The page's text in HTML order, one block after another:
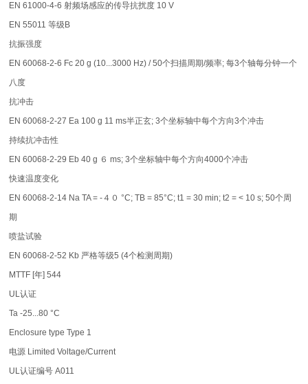
EN 61000-4-6 射频场感应的传导抗扰度 10 V
EN 55011 等级B
抗振强度
EN 60068-2-6 Fc 20 g (10...3000 Hz) / 50个扫描周期/频率; 每3个轴每分钟一个
八度
抗冲击
EN 60068-2-27 Ea 100 g 11 ms半正玄; 3个坐标轴中每个方向3个冲击
持续抗冲击性
EN 60068-2-29 Eb 40 g ６ ms; 3个坐标轴中每个方向4000个冲击
快速温度变化
EN 60068-2-14 Na TA = -４０ °C; TB = 85°C; t1 = 30 min; t2 = < 10 s; 50个周
期
喷盐试验
EN 60068-2-52 Kb 严格等级5 (4个检测周期)
MTTF [年] 544
UL认证
Ta -25...80 °C
Enclosure type Type 1
电源 Limited Voltage/Current
UL认证编号 A011